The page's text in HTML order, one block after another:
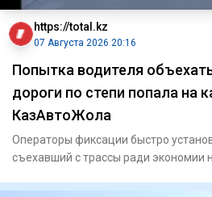
https://total.kz
07 Августа 2026 20:16
Попытка водителя
дороги по степи попала на
КазАвтоЖола
Операторы фиксации быстро
съехавший с трассы ради экономии